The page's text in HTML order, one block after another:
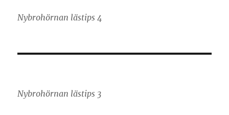
Nybrohörnan lästips 4
Nybrohörnan lästips 3